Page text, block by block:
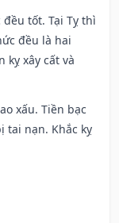
tốt. Tại Tỵ thì
đều là hai
kỵ xây cất và
xấu. Tiền bạc
tai nạn. Khắc kỵ